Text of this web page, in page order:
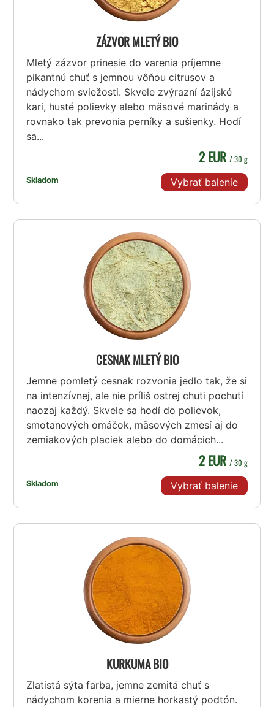
ZÁZVOR MLETÝ BIO
Mletý zázvor prinesie do varenia príjemne
pikantnú chuť s jemnou vôňou citrusov a
nádychom sviežosti. Skvele zvýrazní ázijské
kari, husté polievky alebo mäsové marinády a
rovnako tak prevonia perníky a sušienky. Hodí
sa...
Skladom
2 EUR / 30 g
Vybrať balenie
CESNAK MLETÝ BIO
Jemne pomletý cesnak rozvonia jedlo tak, že si
na intenzívnej, ale nie príliš ostrej chuti pochutí
naozaj každý. Skvele sa hodí do polievok,
smotanových omáčok, mäsových zmesí aj do
zemiakových placiek alebo do domácich...
Skladom
2 EUR / 30 g
Vybrať balenie
KURKUMA BIO
Zlatistá sýta farba, jemne zemitá chuť s
nádychom korenia a mierne horkastý podtón.